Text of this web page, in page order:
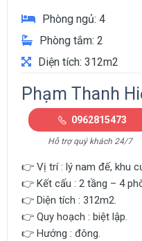
Phòng ngủ: 4
Phòng tắm: 2
Diện tích: 312m2
Phạm Thanh
0962815473
Hỗ trợ quý khách 24/7
👉 Vị trí : lý nam đế, khu
👉 Kết cấu : 2 tầng – 4
👉 Diện tích : 312m2.
👉 Quy hoạch : biệt lập.
👉 Hướng : đông.